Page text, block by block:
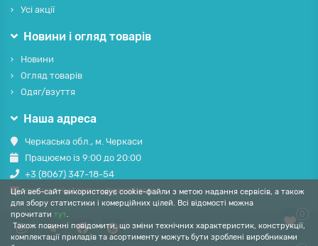
Цей веб-сайт використовує cookie-файли з метою надання сервісів, а також
для збору статистики і комерційних цілей. Всі відомості можна
прочитати тут.
Також повинні повідомити, що зміни технічних характеристик, конструкції,
комплектації приладів та асортименту можуть бути зроблені виробниками
Усі акції
Новини і огляд товарів
Новини
Огляд товарів
Одяг/взуття
Наша адреса
Черкаська обл., м. Черкаси
Працюємо із 9:00 до 20:00
+3 (8067) 347-18-54
casamarketcomua@gmail.com
0